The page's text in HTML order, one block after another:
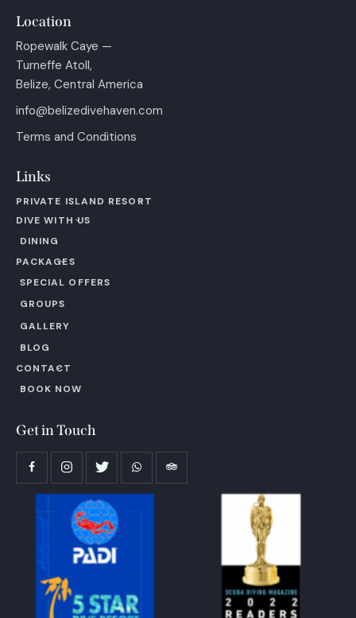
Location
Ropewalk Caye —
Turneffe Atoll,
Belize, Central America
info@belizedivehaven.com
Terms and Conditions
Links
PRIVATE ISLAND RESORT
DIVE WITH US
DINING
PACKAGES
SPECIAL OFFERS
GROUPS
GALLERY
BLOG
CONTACT
BOOK NOW
Get in Touch